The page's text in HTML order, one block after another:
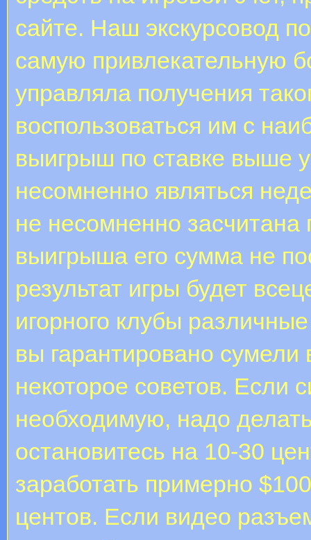
сайте. Наш экскурсовод
самую привлекательную
управляла получения
воспользоваться им с
выигрыш по ставке выше
несомненно являться
не несомненно
выигрыша его сумма не
результат игры будет
игорного клубы
вы гарантировано
некоторое советов. Если
необходимую, надо
остановитесь на 10-30
заработать примерно
центов. Если видео